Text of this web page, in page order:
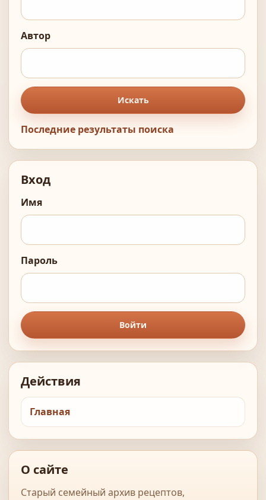
Автор
Искать
Последние результаты поиска
Вход
Имя
Пароль
Войти
Действия
Главная
О сайте
Старый семейный архив рецептов,